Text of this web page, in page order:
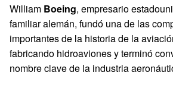
William Boeing, empresario
familiar alemán, fundó una de las
importantes de la historia de la
fabricando hidroaviones y terminó
nombre clave de la industria